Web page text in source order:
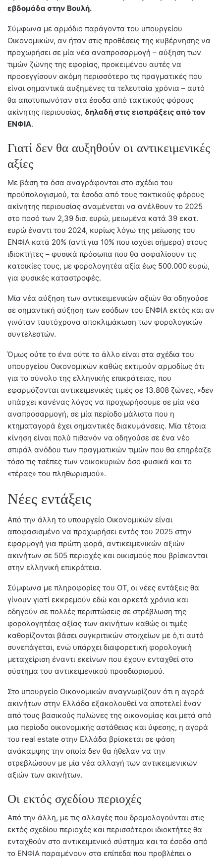
εβδομάδα στην Βουλή.
Σύμφωνα με αρμόδιο παράγοντα του υπουργείου
Οικονομικών, αν ήταν στις προθέσεις της κυβέρνησης να
προχωρήσει σε μία νέα αναπροσαρμογή – αύξηση των
τιμών ζώνης της εφορίας, προκειμένου αυτές να
προσεγγίσουν ακόμη περισσότερο τις πραγματικές που
είναι σημαντικά αυξημένες τα τελευταία χρόνια – αυτό
θα αποτυπωνόταν στα έσοδα από τακτικούς φόρους
ακίνητης περιουσίας, δηλαδή στις εισπράξεις από τον
ΕΝΦΙΑ.
Γιατί δεν θα αυξηθούν οι αντικειμενικές
αξίες
Με βάση τα όσα αναγράφονται στο σχέδιο του
προϋπολογισμού, τα έσοδα από τους τακτικούς φόρους
ακίνητης περιουσίας αναμένεται να ανέλθουν το 2025
στο ποσό των 2,39 δισ. ευρώ, μειωμένα κατά 39 εκατ.
ευρώ έναντι του 2024, κυρίως λόγω της μείωσης του
ΕΝΦΙΑ κατά 20% (αντί για 10% που ισχύει σήμερα) στους
ιδιοκτήτες – φυσικά πρόσωπα που θα ασφαλίσουν τις
κατοικίες τους, με φορολογητέα αξία έως 500.000 ευρώ,
για φυσικές καταστροφές.
Μία νέα αύξηση των αντικειμενικών αξιών θα οδηγούσε
σε σημαντική αύξηση των εσόδων του ΕΝΦΙΑ εκτός και αν
γινόταν ταυτόχρονα αποκλιμάκωση των φορολογικών
συντελεστών.
Όμως ούτε το ένα ούτε το άλλο είναι στα σχέδια του
υπουργείου Οικονομικών καθώς εκτιμούν αρμοδίως ότι
για το σύνολο της ελληνικής επικράτειας, που
εφαρμόζονται αντικειμενικές τιμές σε 13.808 ζώνες, «δεν
υπάρχει κανένας λόγος να προχωρήσουμε σε μία νέα
αναπροσαρμογή, σε μία περίοδο μάλιστα που η
κτηματαγορά έχει σημαντικές διακυμάνσεις. Μία τέτοια
κίνηση είναι πολύ πιθανόν να οδηγούσε σε ένα νέο
σπιράλ ανόδου των πραγματικών τιμών που θα επηρέαζε
τόσο τις τσέπες των νοικοκυριών όσο φυσικά και το
«τέρας» του πληθωρισμού».
Νέες εντάξεις
Από την άλλη το υπουργείο Οικονομικών είναι
αποφασισμένο να προχωρήσει εντός του 2025 στην
εφαρμογή για πρώτη φορά, αντικειμενικών αξιών
ακινήτων σε 505 περιοχές και οικισμούς που βρίσκονται
στην ελληνική επικράτεια.
Σύμφωνα με πληροφορίες του ΟΤ, οι νέες εντάξεις θα
γίνουν γιατί εκκρεμούν εδώ και αρκετά χρόνια και
οδηγούν σε πολλές περιπτώσεις σε στρέβλωση της
φορολογητέας αξίας των ακινήτων καθώς οι τιμές
καθορίζονται βάσει συγκριτικών στοιχείων με ό,τι αυτό
συνεπάγεται, ενώ υπάρχει διαφορετική φορολογική
μεταχείριση έναντι εκείνων που έχουν ενταχθεί στο
σύστημα του αντικειμενικού προσδιορισμού.
Στο υπουργείο Οικονομικών αναγνωρίζουν ότι η αγορά
ακινήτων στην Ελλάδα εξακολουθεί να αποτελεί έναν
από τους βασικούς πυλώνες της οικονομίας και μετά από
μια περίοδο οικονομικής αστάθειας και ύφεσης, η αγορά
του real estate στην Ελλάδα βρίσκεται σε φάση
ανάκαμψης την οποία δεν θα ήθελαν να την
στρεβλώσουν με μία νέα αλλαγή των αντικειμενικών
αξιών των ακινήτων.
Οι εκτός σχεδίου περιοχές
Από την άλλη, με τις αλλαγές που δρομολογούνται στις
εκτός σχεδίου περιοχές και περισσότεροι ιδιοκτήτες θα
ενταχθούν στο αντικειμενικό σύστημα και τα έσοδα από
το ΕΝΦΙΑ παραμένουν στα επίπεδα που προβλέπει ο